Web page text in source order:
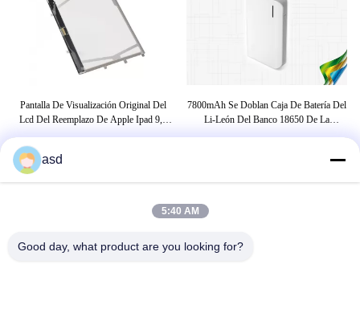
Pantalla De Visualización Original Del
Lcd Del Reemplazo De Apple Ipad 9,7
7800mAh Se Doblan Caja De Batería Del
Li-León Del Banco 18650 De La
ETIQUETAS
mini reemplazo de 4 pantallas del ipad mini reemplazo de la pantalla del ipad
bombillas llevadas elegantes de la
asd
5:40 AM
Good day, what product are you looking for?